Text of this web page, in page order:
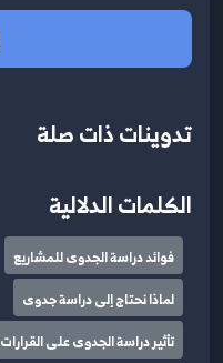
تدوينات ذات صلة
الكلمات الدلالية
فوائد دراسة الجدوى للمشاريع
لماذا نحتاج إلى دراسة جدوى
تأثير دراسة الجدوى على